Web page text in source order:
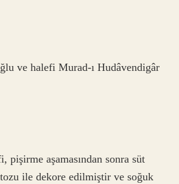
ve halefi Murad-ı Hudâvendigâr
aşamasından sonra süt
ile dekore edilmiştir ve soğuk